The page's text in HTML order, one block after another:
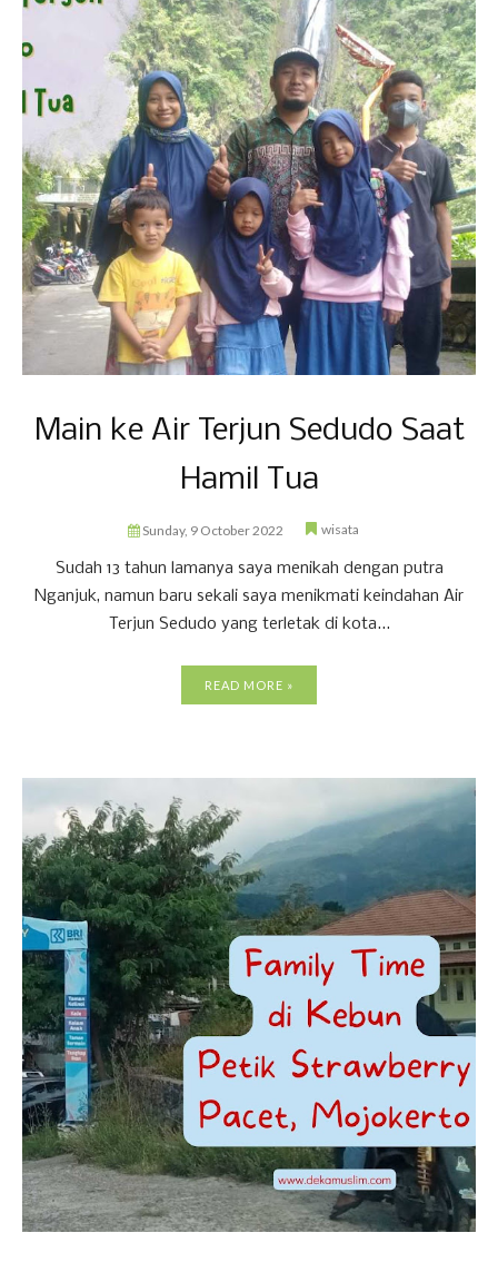
Main ke Air Terjun Sedudo Saat
Hamil Tua
Sunday, 9 October 2022 wisata
Sudah 13 tahun lamanya saya menikah dengan putra
Nganjuk, namun baru sekali saya menikmati keindahan Air
Terjun Sedudo yang terletak di kota...
READ MORE »